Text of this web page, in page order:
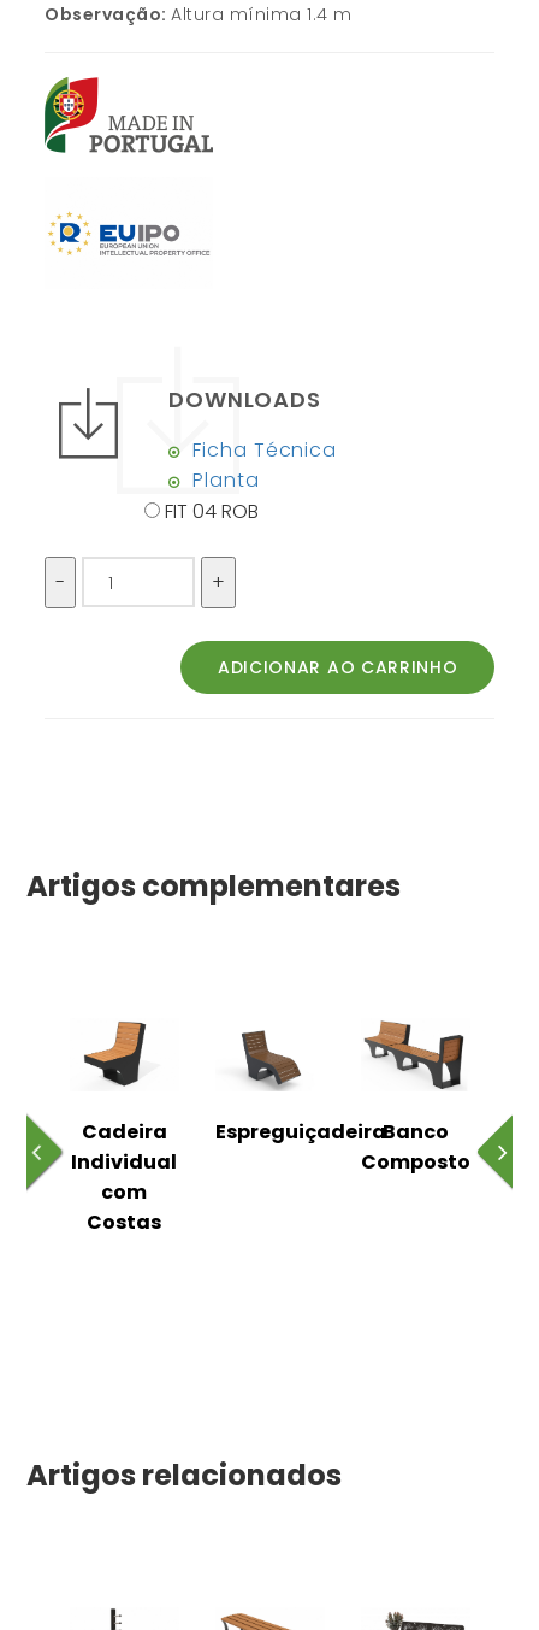
Observação:Altura mínima 1.4 m
DOWNLOADS
Ficha Técnica
Planta
FIT 04 ROB
Artigos complementares
Cadeira
Individual
com
Costas
EspreguiçadeiraBanco
Composto
Artigos relacionados